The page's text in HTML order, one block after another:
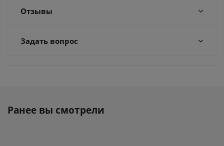
Отзывы
Задать вопрос
Ранее вы смотрели